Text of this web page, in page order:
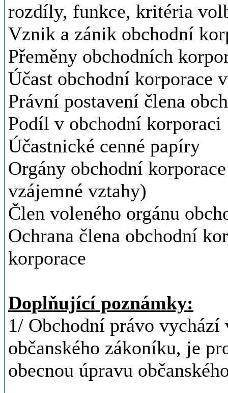
rozdíly, funkce, kritéria
Vznik a zánik obchodní
Přeměny obchodních
Účast obchodní korporace
Právní postavení člena
Podíl v obchodní korporaci
Účastnické cenné papíry
Orgány obchodní
vzájemné vztahy)
Člen voleného orgánu
Ochrana člena obchodní
korporace
Doplňující poznámky:
1/ Obchodní právo vychází
občanského zákoníku, je
obecnou úpravu